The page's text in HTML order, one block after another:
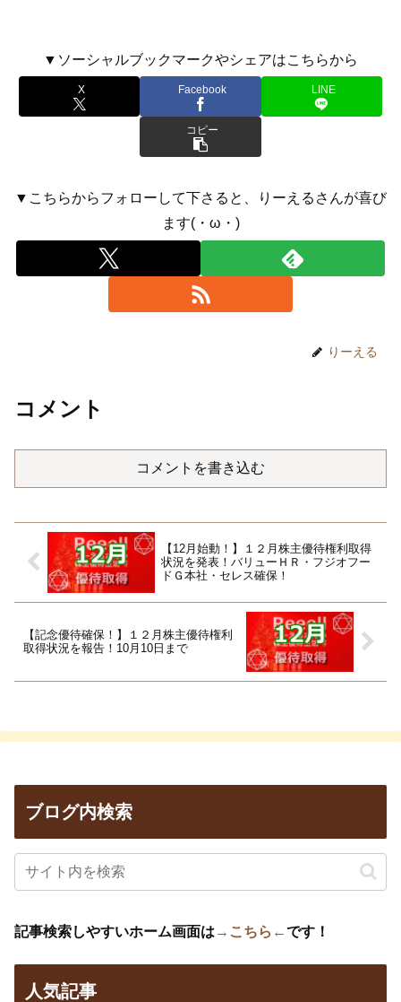
▼ソーシャルブックマークやシェアはこちらから
X Facebook LINE
コピー
▼こちらからフォローして下さると、りーえるさんが喜び
ます(・ω・)
りーえる
コメント
コメントを書き込む
【12月始動！】１２月株主優待権利取得
状況を発表！バリューＨＲ・フジオフー
ドＧ本社・セレス確保！
【記念優待確保！】１２月株主優待権利
取得状況を報告！10月10日まで
ブログ内検索
記事検索しやすいホーム画面は →こちら←です！
人気記事